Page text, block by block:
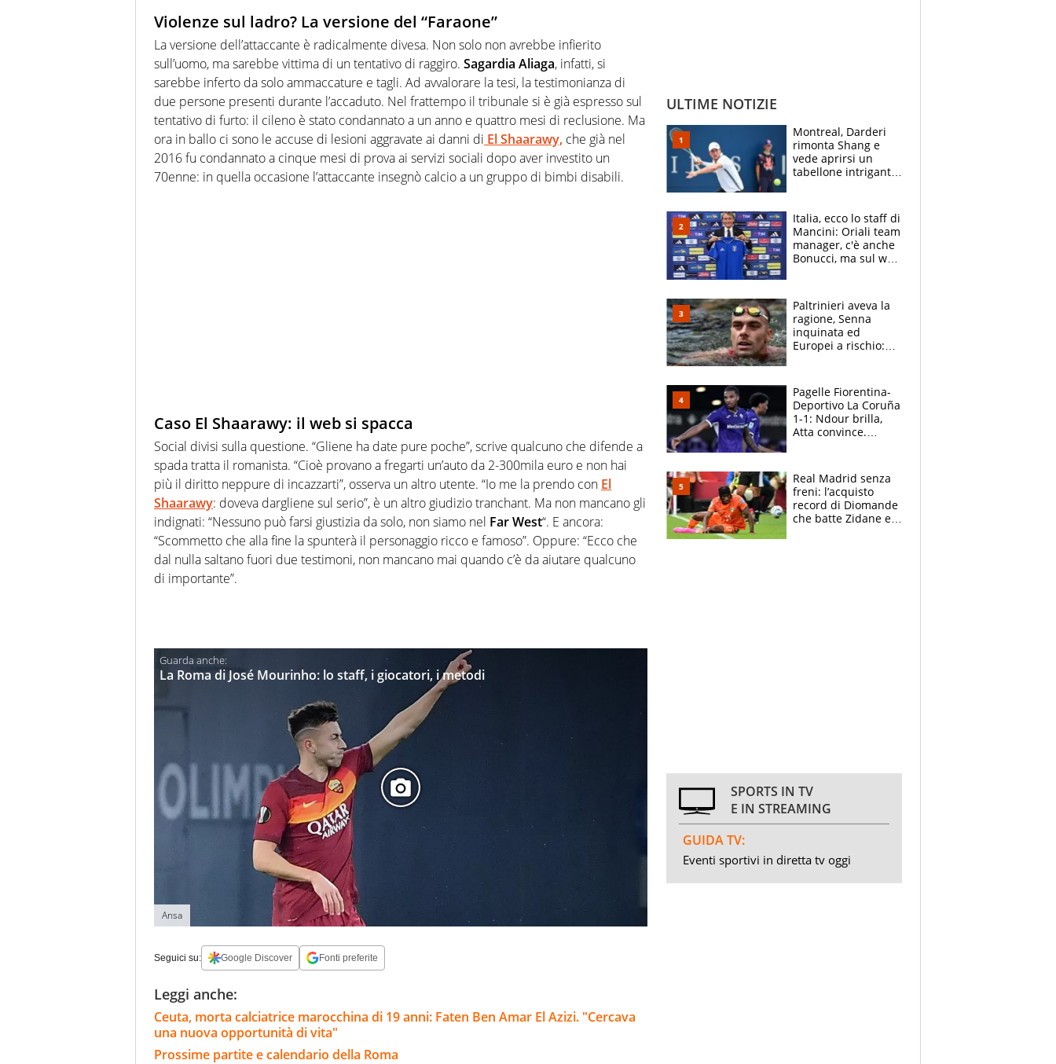
Violenze sul ladro? La versione del “Faraone”
La versione dell’attaccante è radicalmente divesa. Non solo non avrebbe infierito
sull’uomo, ma sarebbe vittima di un tentativo di raggiro. Sagardia Aliaga, infatti, si
sarebbe inferto da solo ammaccature e tagli. Ad avvalorare la tesi, la testimonianza di
due persone presenti durante l’accaduto. Nel frattempo il tribunale si è già espresso sul
tentativo di furto: il cileno è stato condannato a un anno e quattro mesi di reclusione. Ma
ora in ballo ci sono le accuse di lesioni aggravate ai danni di El Shaarawy, che già nel
2016 fu condannato a cinque mesi di prova ai servizi sociali dopo aver investito un
70enne: in quella occasione l’attaccante insegnò calcio a un gruppo di bimbi disabili.
Caso El Shaarawy: il web si spacca
Social divisi sulla questione. “Gliene ha date pure poche”, scrive qualcuno che difende a
spada tratta il romanista. “Cioè provano a fregarti un’auto da 2-300mila euro e non hai
più il diritto neppure di incazzarti”, osserva un altro utente. “Io me la prendo con El
Shaarawy: doveva dargliene sul serio”, è un altro giudizio tranchant. Ma non mancano gli
indignati: “Nessuno può farsi giustizia da solo, non siamo nel Far West“. E ancora:
“Scommetto che alla fine la spunterà il personaggio ricco e famoso”. Oppure: “Ecco che
dal nulla saltano fuori due testimoni, non mancano mai quando c’è da aiutare qualcuno
di importante”.
La Roma di José Mourinho: lo staff, i giocatori, i metodi
Ansa
Seguici su: Google Discover Fonti preferite
Leggi anche:
Ceuta, morta calciatrice marocchina di 19 anni: Faten Ben Amar El Azizi. "Cercava
una nuova opportunità di vita"
Prossime partite e calendario della Roma
ULTIME NOTIZIE
Montreal, Darderi
rimonta Shang e
vede aprirsi un
tabellone intrigante:
felice del mio livello"
Italia, ecco lo staff di
Mancini: Oriali team
manager, c'è anche
Bonucci, ma sul web
Paltrinieri aveva la
ragione, Senna
inquinata ed
Europei a rischio:
adesso
Pagelle Fiorentina-
Deportivo La Coruña
1-1: Ndour brilla,
Atta convince.
Real Madrid senza
freni: l’acquisto
record di Diomande
che batte Zidane e
SPORTS IN TV
E IN STREAMING
GUIDA TV:
Eventi sportivi in diretta tv oggi